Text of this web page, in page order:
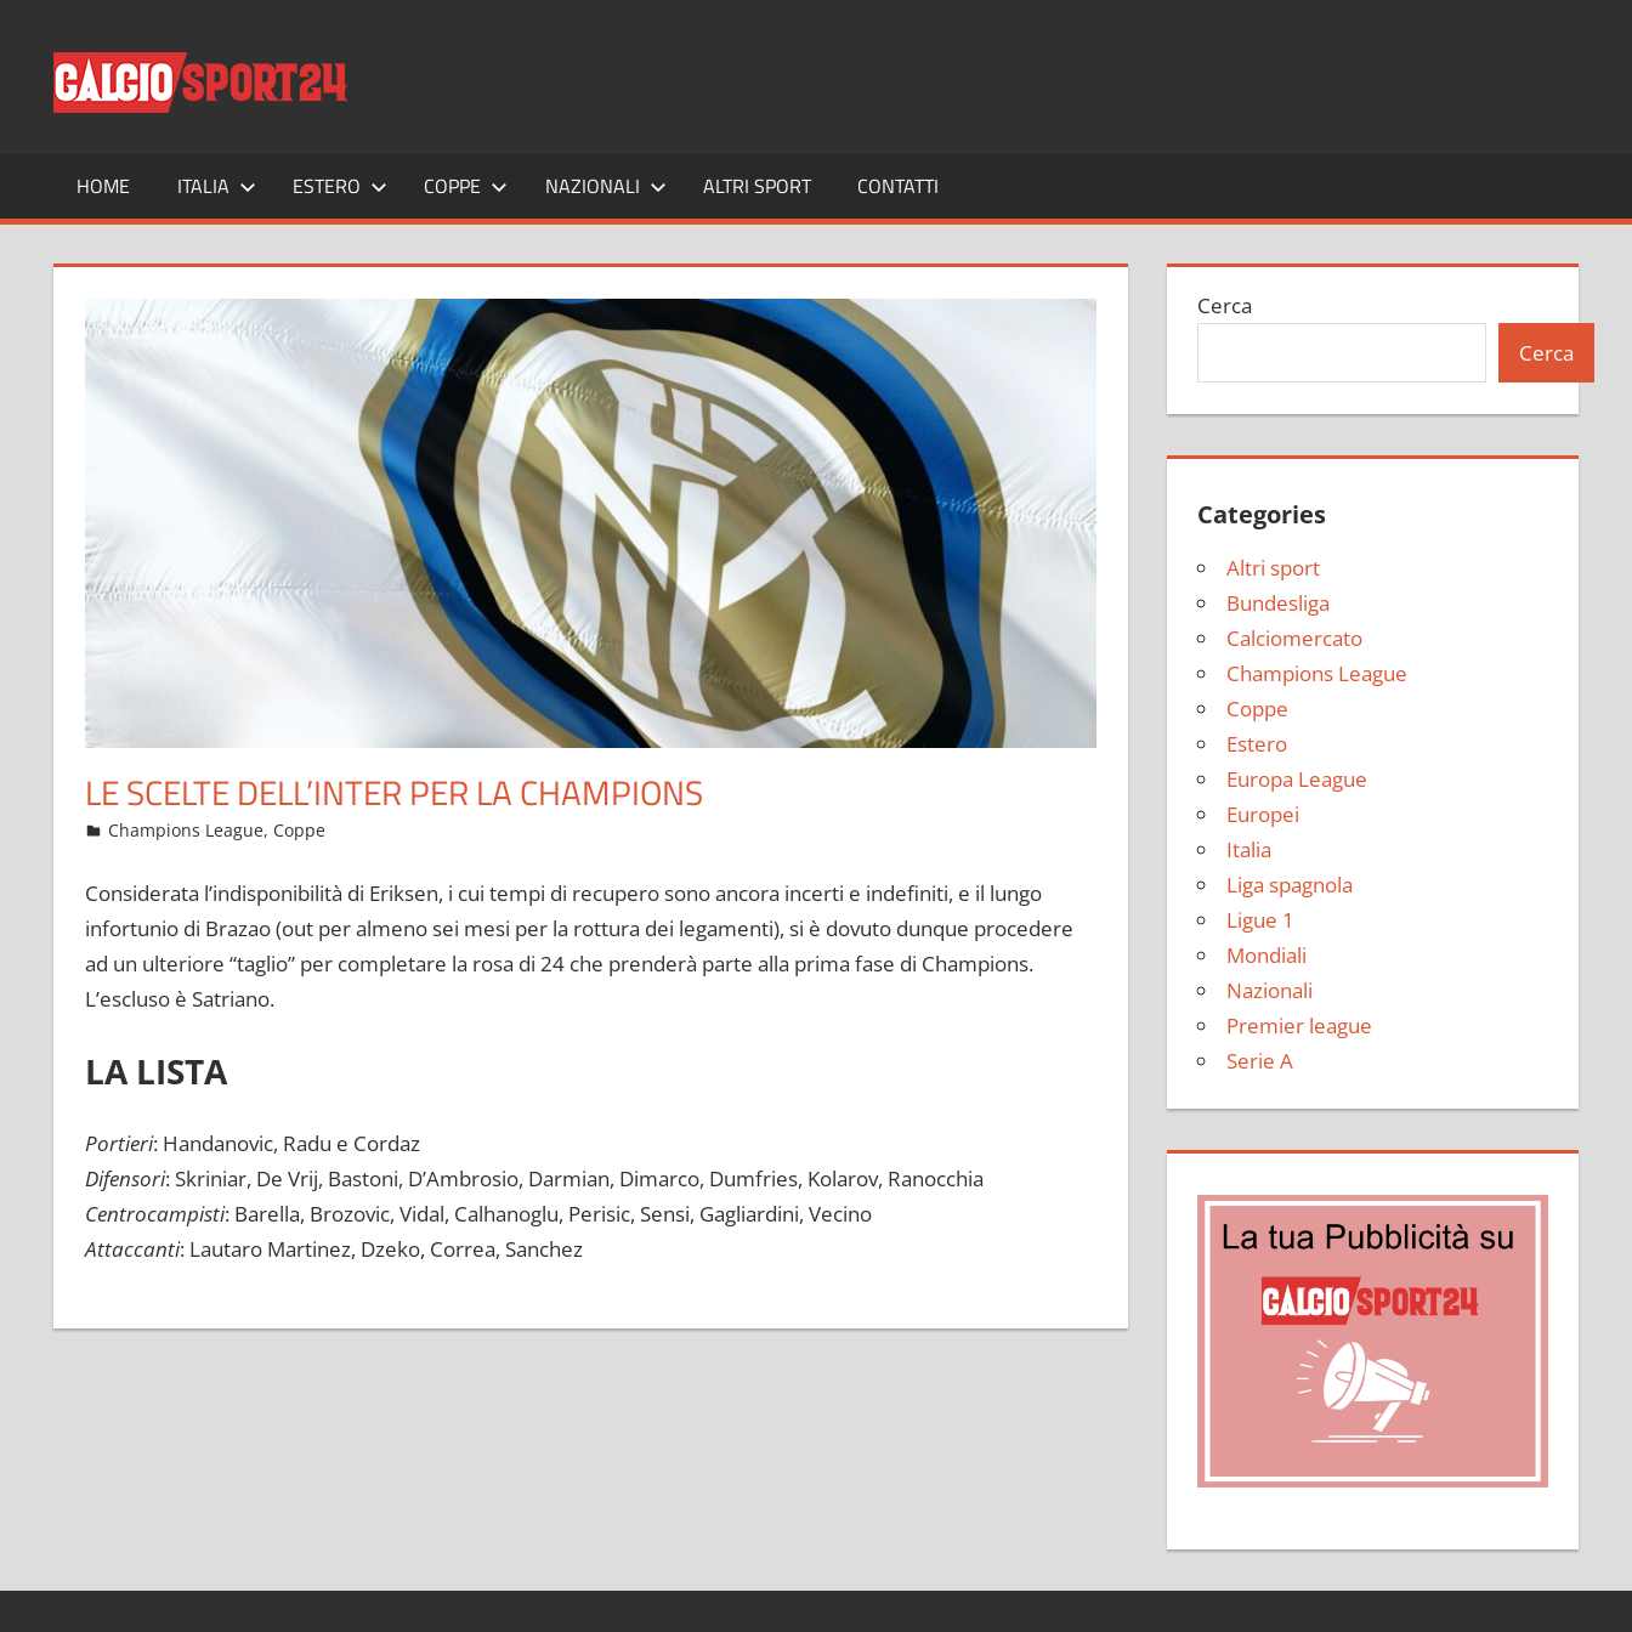
contenuto
Tutto
sul
mondo
calcio
e
HOME ITALIA ESTERO COPPE NAZIONALI ALTRI SPORT CONTATTI
LE SCELTE DELL’INTER PER LA CHAMPIONS
Settembre 3, 2021
admin
Champions League, Coppe
Considerata l’indisponibilità di Eriksen, i cui tempi di recupero sono ancora incerti e indefiniti, e il lungo
infortunio di Brazao (out per almeno sei mesi per la rottura dei legamenti), si è dovuto dunque procedere
ad un ulteriore “taglio” per completare la rosa di 24 che prenderà parte alla prima fase di Champions.
L’escluso è Satriano.
LA LISTA
Portieri: Handanovic, Radu e Cordaz
Difensori: Skriniar, De Vrij, Bastoni, D’Ambrosio, Darmian, Dimarco, Dumfries, Kolarov, Ranocchia
Centrocampisti: Barella, Brozovic, Vidal, Calhanoglu, Perisic, Sensi, Gagliardini, Vecino
Attaccanti: Lautaro Martinez, Dzeko, Correa, Sanchez
Cerca
Cerca
Categories
Altri sport
Bundesliga
Calciomercato
Champions League
Coppe
Estero
Europa League
Europei
Italia
Liga spagnola
Ligue 1
Mondiali
Nazionali
Premier league
Serie A